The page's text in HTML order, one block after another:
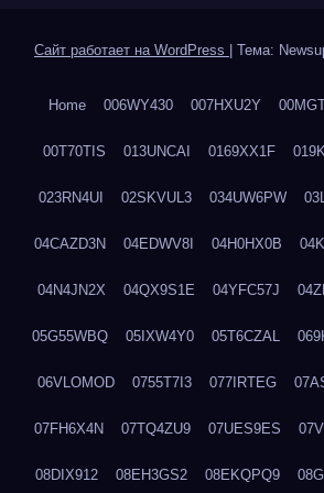
Сайт работает на WordPress Тема:
Home 006WY430 007HXU2Y
00T70TIS 013UNCAI 0169XX1F
023RN4UI 02SKVUL3 034UW6PW
04CAZD3N 04EDWV8I 04H0HX0B
04N4JN2X 04QX9S1E 04YFC57J
05G55WBQ 05IXW4Y0 05T6CZAL
06VLOMOD 0755T7I3 077IRTEG
07FH6X4N 07TQ4ZU9 07UES9ES
08DIX912 08EH3GS2 08EKQPQ9